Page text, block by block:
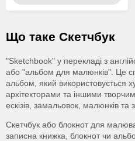
Що таке Скетчбук
"Sketchbook" у перекладі з
або "альбом для малюнків". Це
альбом, який використовується
архітекторами та іншими
ескізів, замальовок, малюнків та
Скетчбук або блокнот для
записна книжка, блокнот чи